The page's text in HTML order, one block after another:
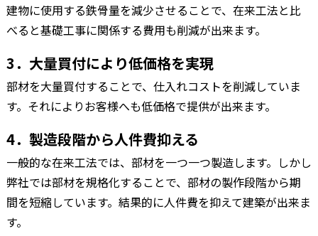
建物に使用する鉄骨量を減少させることで、在来工法と比
べると基礎工事に関係する費用も削減が出来ます。
3．大量買付により低価格を実現
部材を大量買付することで、仕入れコストを削減していま
す。それによりお客様へも低価格で提供が出来ます。
4．製造段階から人件費抑える
一般的な在来工法では、部材を一つ一つ製造します。しかし
弊社では部材を規格化することで、部材の製作段階から期
間を短縮しています。結果的に人件費を抑えて建築が出来ま
す。